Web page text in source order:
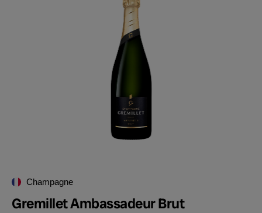
Champagne
Gremillet Ambassadeur Brut